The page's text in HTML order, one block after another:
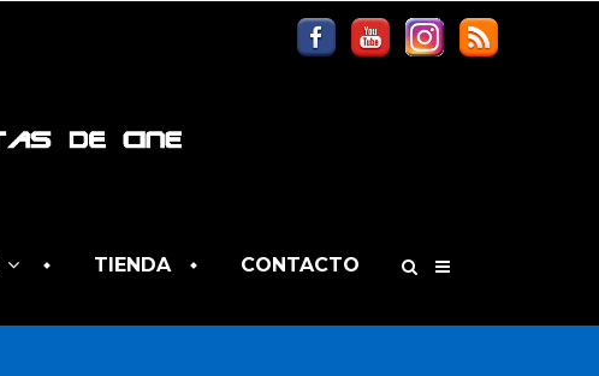
TIENDA CONTACTO